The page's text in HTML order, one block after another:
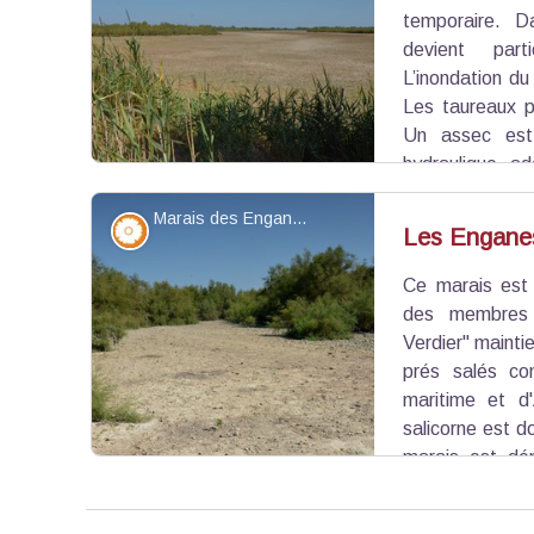
Voir l'image en plein écran
Voir l'image en plein écran
temporaire.
devient
L’inondation
Les taureaux
Un assec
hydraulique
centre, est aussi sec en été. Des
d’alimentation : œdicnème criard, glaréole à
viennent nicher.
Marais des Enganes - ©Juliette Primpier - PNR Camargue
Flore Les
Ce marais est
des
Verdier"
prés salés
maritime et
salicorne est
marais est
les chevaux profitent alors de bains de